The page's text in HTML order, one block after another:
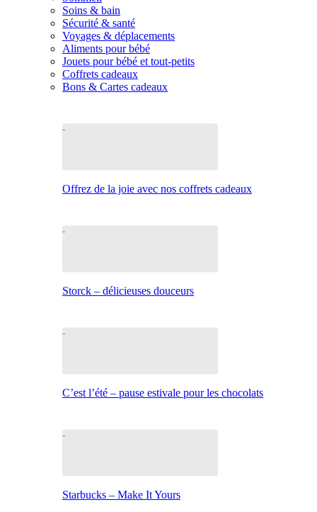
Soins & bain
Sécurité & santé
Voyages & déplacements
Aliments pour bébé
Jouets pour bébé et tout-petits
Coffrets cadeaux
Bons & Cartes cadeaux
Offrez de la joie avec nos coffrets cadeaux
Storck – délicieuses douceurs
C’est l’été – pause estivale pour les chocolats
Starbucks – Make It Yours